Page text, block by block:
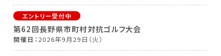
第62回長野県市町村対抗ゴルフ大会
開催日 2026年9月29日（火）